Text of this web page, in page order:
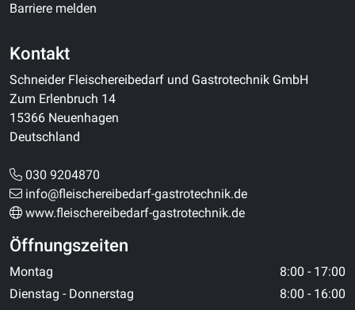
Barriere melden
Kontakt
Schneider Fleischereibedarf und Gastrotechnik GmbH
Zum Erlenbruch 14
15366 Neuenhagen
Deutschland
030 9204870
info@fleischereibedarf-gastrotechnik.de
www.fleischereibedarf-gastrotechnik.de
Öffnungszeiten
Montag
8:00 - 17:00
Dienstag - Donnerstag
8:00 - 16:00